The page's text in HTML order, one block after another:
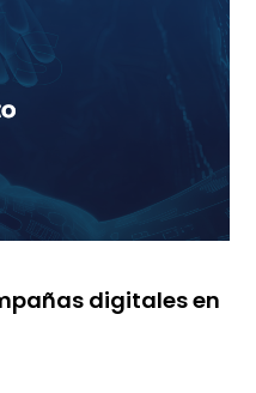
digitales en